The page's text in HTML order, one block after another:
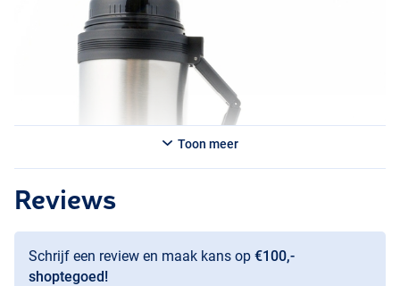
Toon meer
Reviews
Schrijf een review en maak kans op €100,-
shoptegoed!